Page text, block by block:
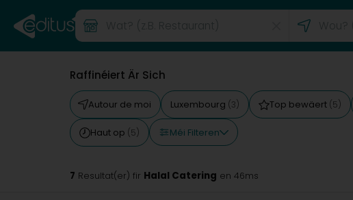
Raffinéiert Är Sich
Autour de moi Luxembourg (3) Top bewäert (5)
Haut op (5) Méi Filteren
7 Resultat(er) fir Halal Catering en 46ms